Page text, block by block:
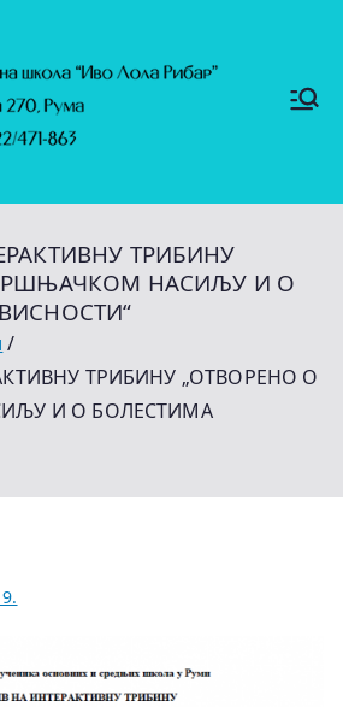
Основ
Лола
https://
vanje-
nastavl
jaju-
ТРИБИНУ
НАСИЉУ И О
ТРИБИНУ „ОТВОРЕНО О
И О БОЛЕСТИМА